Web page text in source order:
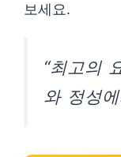
보세요.
“최고의
와 정성